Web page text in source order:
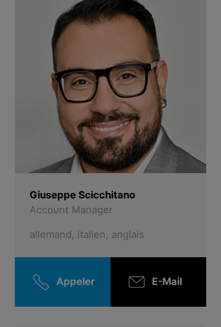
Giuseppe Scicchitano
Account Manager
allemand, italien, anglais
Appeler E-Mail